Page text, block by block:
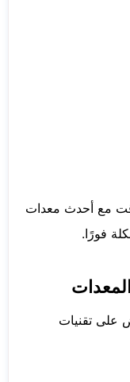
مع أحدث معدات
فورًا.
على تقنيات